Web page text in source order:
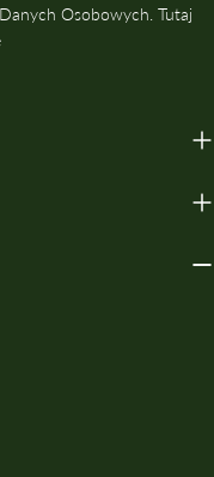
Osobowych. Tutaj